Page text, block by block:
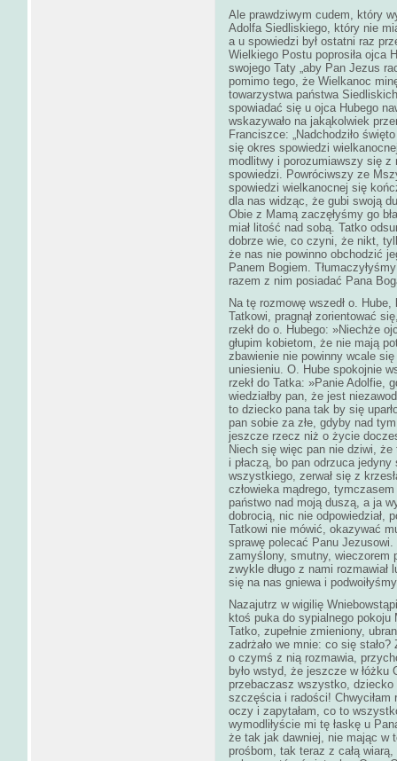
Ale prawdziwym cudem, który
Adolfa Siedliskiego, który nie
a u spowiedzi był ostatni raz
Wielkiego Postu poprosiła ojca
swojego Taty „aby Pan Jezus
pomimo tego, że Wielkanoc
towarzystwa państwa
spowiadać się u ojca Hubego
wskazywało na jakąkolwiek
Franciszce: „Nadchodziło
się okres spowiedzi
modlitwy i porozumiawszy się z
spowiedzi. Powróciwszy ze
spowiedzi wielkanocnej się
dla nas widząc, że gubi swoją
Obie z Mamą zaczęłyśmy go
miał litość nad sobą. Tatko
dobrze wie, co czyni, że nikt,
że nas nie powinno obchodzić
Panem Bogiem.
razem z nim posiadać Pana
Na tę rozmowę wszedł o.
Tatkowi, pragnął zorientować
rzekł do o. Hubego: »Niechże
głupim kobietom, że nie mają
zbawienie nie powinny wcale
uniesieniu. O. Hube spokojnie
rzekł do Tatka: »Panie Adolfie,
wiedziałby pan, że jest
to dziecko pana tak by się
pan sobie za złe, gdyby nad
jeszcze rzecz niż o życie
Niech się więc pan nie dziwi,
i płaczą, bo pan odrzuca jedyny
wszystkiego, zerwał się z
człowieka mądrego,
państwo nad moją duszą, a ja
dobrocią, nic nie odpowiedział,
Tatkowi nie mówić, okazywać
sprawę polecać Panu Jezusowi.
zamyślony, smutny, wieczorem
zwykle długo z nami
się na nas gniewa i
Nazajutrz w wigilię
ktoś puka do sypialnego pokoju
Tatko, zupełnie zmieniony,
zadrżało we mnie: co się
o czymś z nią rozmawia,
było wstyd, że jeszcze w
przebaczasz wszystko, dziecko
szczęścia i radości! Chwyciłam
oczy i zapytałam, co to
wymodliłyście mi tę łaskę u
że tak jak dawniej, nie mając w
prośbom, tak teraz z całą